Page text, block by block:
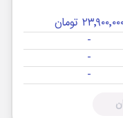
تومان
-
-
-